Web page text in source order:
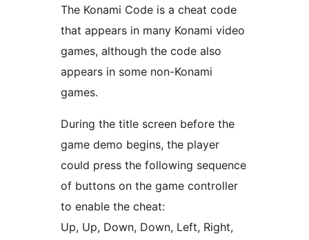
The Konami Code is a cheat code
that appears in many Konami video
games, although the code also
appears in some non-Konami
games.
During the title screen before the
game demo begins, the player
could press the following sequence
of buttons on the game controller
to enable the cheat:
Up, Up, Down, Down, Left, Right,